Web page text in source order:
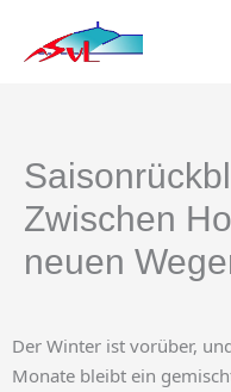
Inhalt
Zwischen
neuen
Der Winter ist vorüber,
Monate bleibt ein